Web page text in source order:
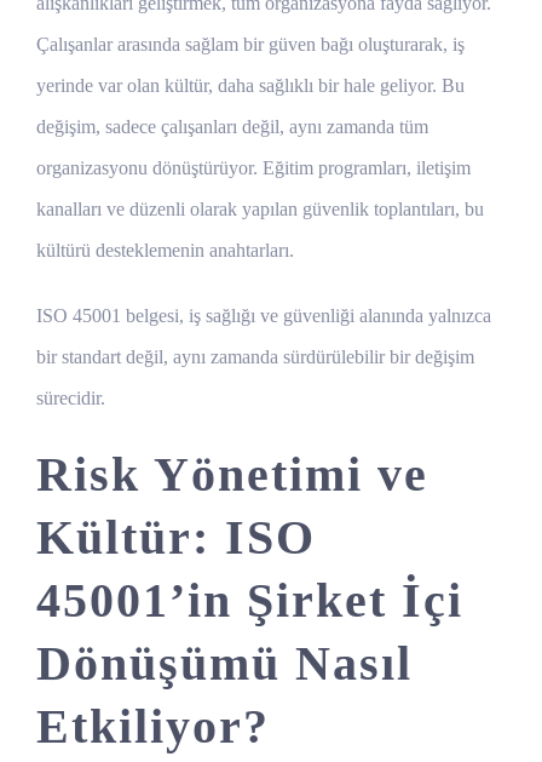
Çalışanlar arasında sağlam bir güven bağı oluşturarak, iş
yerinde var olan kültür, daha sağlıklı bir hale geliyor. Bu
değişim, sadece çalışanları değil, aynı zamanda tüm
organizasyonu dönüştürüyor. Eğitim programları, iletişim
kanalları ve düzenli olarak yapılan güvenlik toplantıları, bu
kültürü desteklemenin anahtarları.
ISO 45001 belgesi, iş sağlığı ve güvenliği alanında yalnızca
bir standart değil, aynı zamanda sürdürülebilir bir değişim
sürecidir.
Risk Yönetimi ve
Kültür: ISO
45001’in Şirket İçi
Dönüşümü Nasıl
Etkiliyor?